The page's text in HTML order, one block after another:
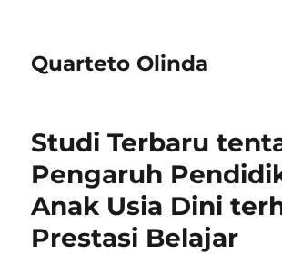
Quarteto Olinda
Studi Terbaru
Pengaruh
Anak Usia Dini
Prestasi Belajar